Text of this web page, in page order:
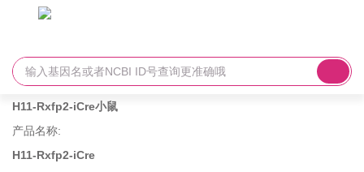
H11-Rxfp2-iCre小鼠
产品名称:
H11-Rxfp2-iCre